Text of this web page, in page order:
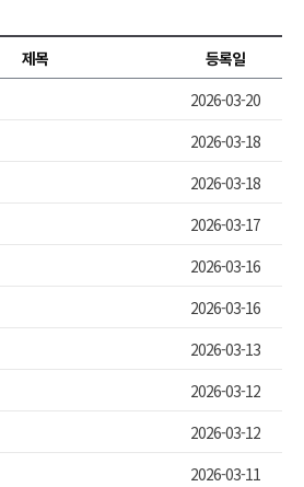
제목
등록일
2026-03-20
2026-03-18
2026-03-18
2026-03-17
2026-03-16
2026-03-16
2026-03-13
2026-03-12
2026-03-12
2026-03-11